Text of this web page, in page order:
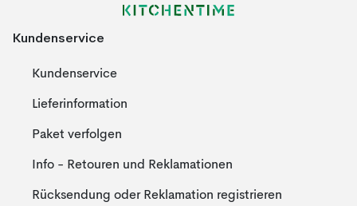
Kundenservice
Kundenservice
Lieferinformation
Paket verfolgen
Info - Retouren und Reklamationen
Rücksendung oder Reklamation registrieren